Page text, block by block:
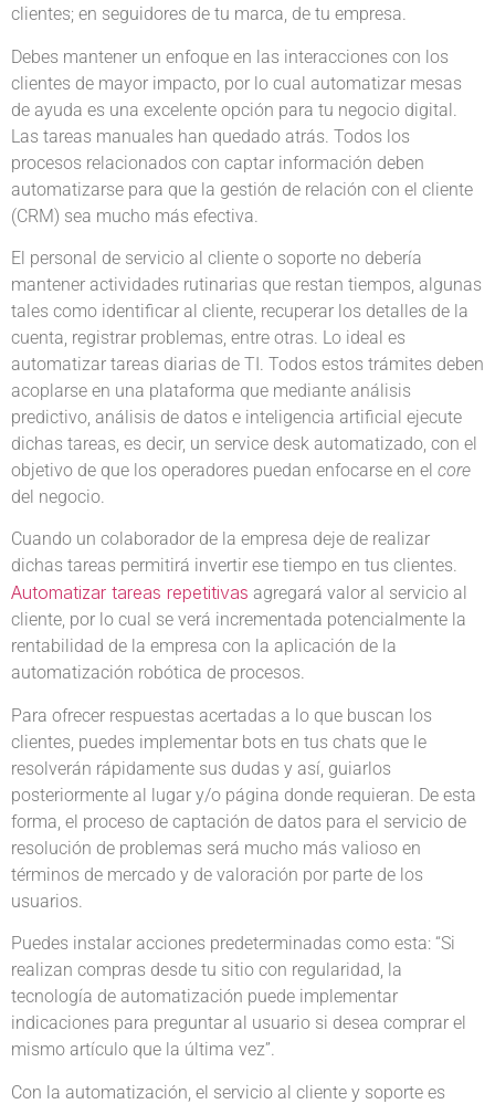
clientes; en seguidores de tu marca, de tu empresa.
Debes mantener un enfoque en las interacciones con los
clientes de mayor impacto, por lo cual automatizar mesas
de ayuda es una excelente opción para tu negocio digital.
Las tareas manuales han quedado atrás. Todos los
procesos relacionados con captar información deben
automatizarse para que la gestión de relación con el cliente
(CRM) sea mucho más efectiva.
El personal de servicio al cliente o soporte no debería
mantener actividades rutinarias que restan tiempos, algunas
tales como identificar al cliente, recuperar los detalles de la
cuenta, registrar problemas, entre otras. Lo ideal es
automatizar tareas diarias de TI. Todos estos trámites deben
acoplarse en una plataforma que mediante análisis
predictivo, análisis de datos e inteligencia artificial ejecute
dichas tareas, es decir, un service desk automatizado, con el
objetivo de que los operadores puedan enfocarse en el core
del negocio.
Cuando un colaborador de la empresa deje de realizar
dichas tareas permitirá invertir ese tiempo en tus clientes.
Automatizar tareas repetitivas agregará valor al servicio al
cliente, por lo cual se verá incrementada potencialmente la
rentabilidad de la empresa con la aplicación de la
automatización robótica de procesos.
Para ofrecer respuestas acertadas a lo que buscan los
clientes, puedes implementar bots en tus chats que le
resolverán rápidamente sus dudas y así, guiarlos
posteriormente al lugar y/o página donde requieran. De esta
forma, el proceso de captación de datos para el servicio de
resolución de problemas será mucho más valioso en
términos de mercado y de valoración por parte de los
usuarios.
Puedes instalar acciones predeterminadas como esta: “Si
realizan compras desde tu sitio con regularidad, la
tecnología de automatización puede implementar
indicaciones para preguntar al usuario si desea comprar el
mismo artículo que la última vez”.
Con la automatización, el servicio al cliente y soporte es